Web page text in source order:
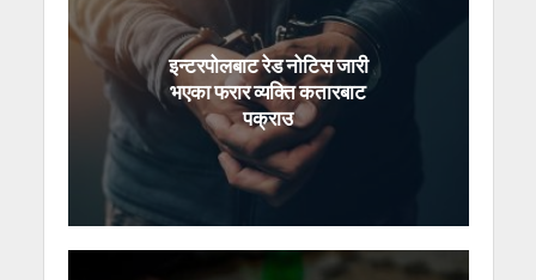
इन्टरपोलबाट रेड नोटिस जारी
भएका फरार व्यक्ति कतारबाट
पक्राउ